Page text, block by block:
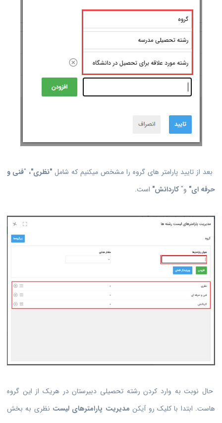
بعد از تایید پارامتر های گروه را مشخص میکنیم که شامل "نظری"، "فنی و
حرفه ای" و"کاردانش" است.
حال نوبت به وارد کردن رشته تحصیلی دبیرستان در هریک از این گروه
هاست. ابتدا با کلیک رو آیکن مدیریت پارامترهای لیست نظری به بخش